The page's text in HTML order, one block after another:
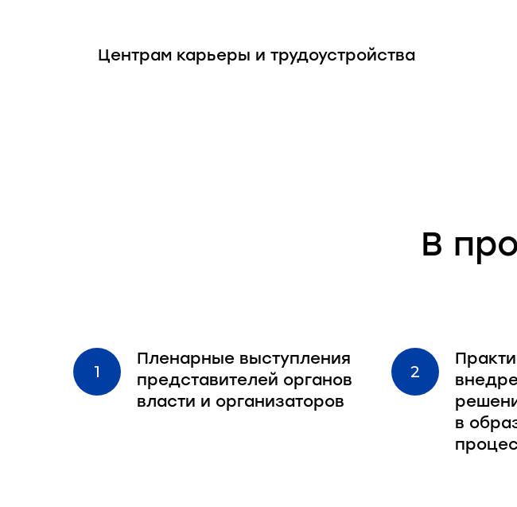
Центрам карьеры и трудоустройства
В
Пленарные выступления
представителей органов
власти и организаторов
в